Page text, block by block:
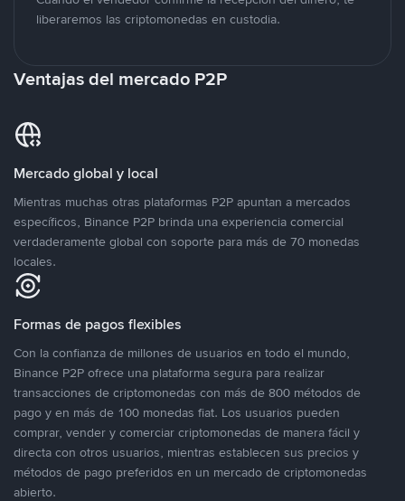
liberaremos las criptomonedas en custodia.
Ventajas del mercado P2P
Mercado global y local
Mientras muchas otras plataformas P2P apuntan a mercados
específicos, Binance P2P brinda una experiencia comercial
verdaderamente global con soporte para más de 70 monedas
locales.
Formas de pagos flexibles
Con la confianza de millones de usuarios en todo el mundo,
Binance P2P ofrece una plataforma segura para realizar
transacciones de criptomonedas con más de 800 métodos de
pago y en más de 100 monedas fiat. Los usuarios pueden
comprar, vender y comerciar criptomonedas de manera fácil y
directa con otros usuarios, mientras establecen sus precios y
métodos de pago preferidos en un mercado de criptomonedas
abierto.